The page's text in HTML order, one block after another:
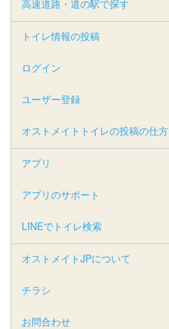
高速道路・道の駅で探す
トイレ情報の投稿
ログイン
ユーザー登録
オストメイトトイレの投稿の仕方
アプリ
アプリのサポート
LINEでトイレ検索
オストメイトJPについて
チラシ
お問合わせ